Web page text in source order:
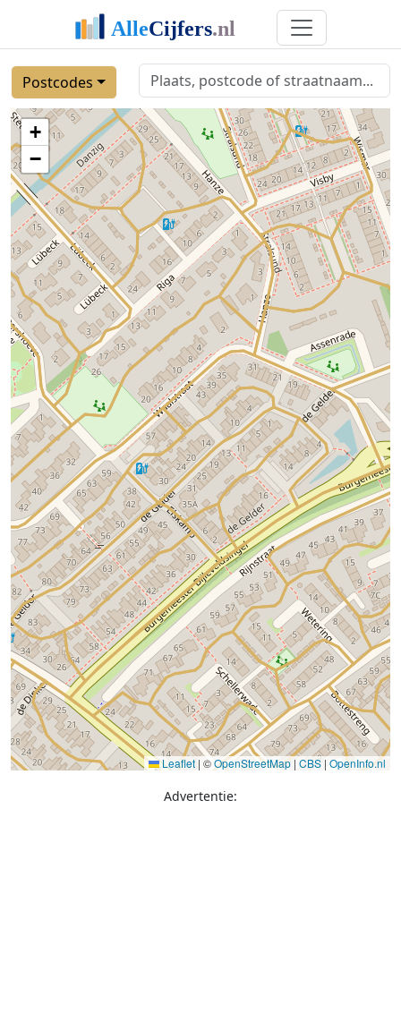
Postcodes
+
−
Leaflet | ©OpenStreetMap | CBS | OpenInfo.nl
Advertentie: